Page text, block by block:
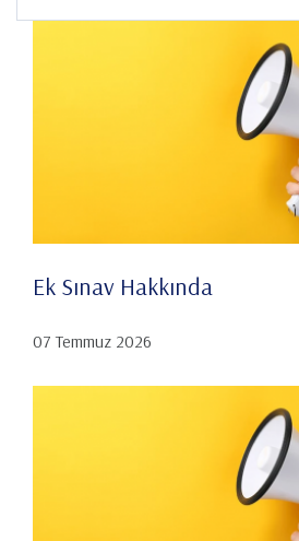
Ek Sınav Hakkında
07 Temmuz 2026